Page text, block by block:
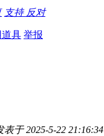
支持 反对
具 举报
表于 2025-5-22 21:16:34